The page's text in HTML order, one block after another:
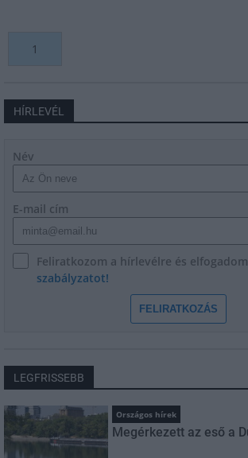
1
HÍRLEVÉL
Név
E-mail cím
Feliratkozom a hírlevélre és
szabályzatot!
FELIRATKOZÁS
LEGFRISSEBB
Országos hírek
Megérkezett az eső a